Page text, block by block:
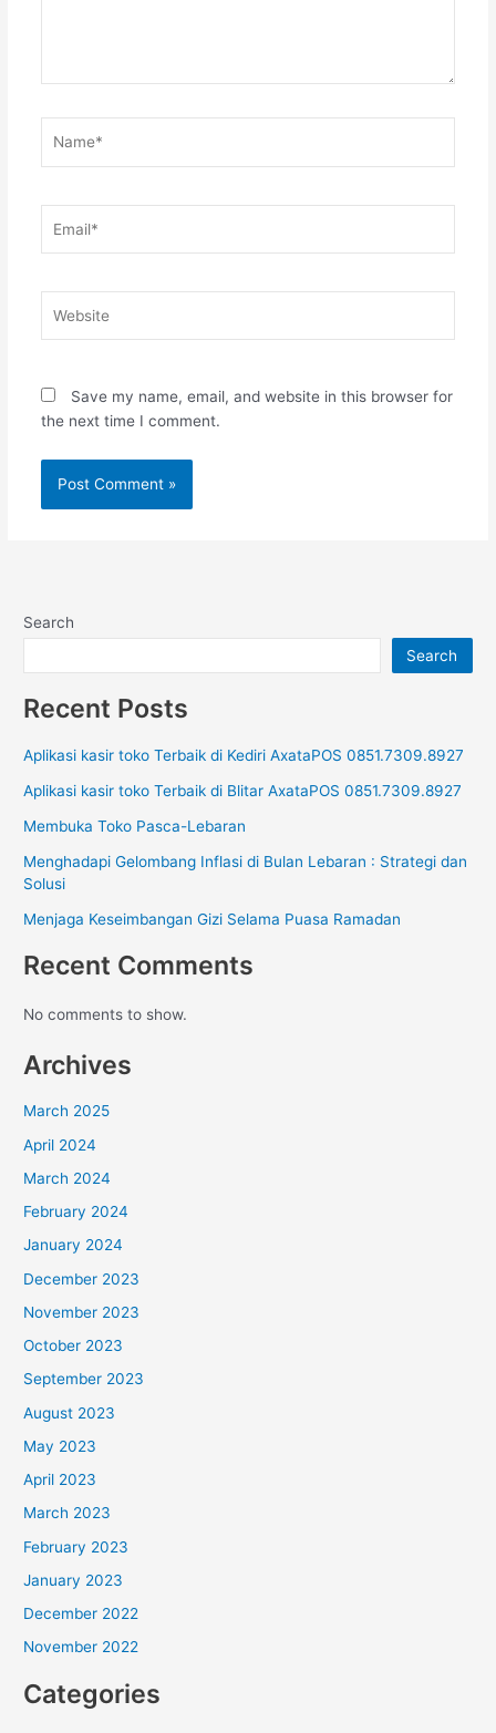
Save my name, email, and website in this browser for
the next time I comment.
Search
Search
Recent Posts
Aplikasi kasir toko Terbaik di Kediri AxataPOS 0851.7309.8927
Aplikasi kasir toko Terbaik di Blitar AxataPOS 0851.7309.8927
Membuka Toko Pasca-Lebaran
Menghadapi Gelombang Inflasi di Bulan Lebaran : Strategi dan
Solusi
Menjaga Keseimbangan Gizi Selama Puasa Ramadan
Recent Comments
No comments to show.
Archives
March 2025
April 2024
March 2024
February 2024
January 2024
December 2023
November 2023
October 2023
September 2023
August 2023
May 2023
April 2023
March 2023
February 2023
January 2023
December 2022
November 2022
Categories